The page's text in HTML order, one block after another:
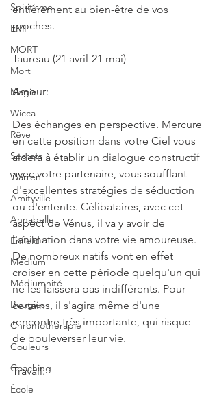
Spiritisme
EMI
MORT
Mort
Magie
Wicca
Rêve
Secrets
Warren
Amityville
Annabelle
Enfield
Médium
Médiumnité
Bougies
Chromothérapie
Couleurs
Coaching
École
entièrement au bien-être de vos
proches.
Taureau (21 avril-21 mai)
Amour:
Des échanges en perspective. Mercure
en cette position dans votre Ciel vous
aidera à établir un dialogue constructif
avec votre partenaire, vous soufflant
d'excellentes stratégies de séduction
ou d'entente. Célibataires, avec cet
aspect de Vénus, il va y avoir de
l'animation dans votre vie amoureuse.
De nombreux natifs vont en effet
croiser en cette période quelqu'un qui
ne les laissera pas indifférents. Pour
certains, il s'agira même d'une
rencontre très importante, qui risque
de bouleverser leur vie.
Travail: